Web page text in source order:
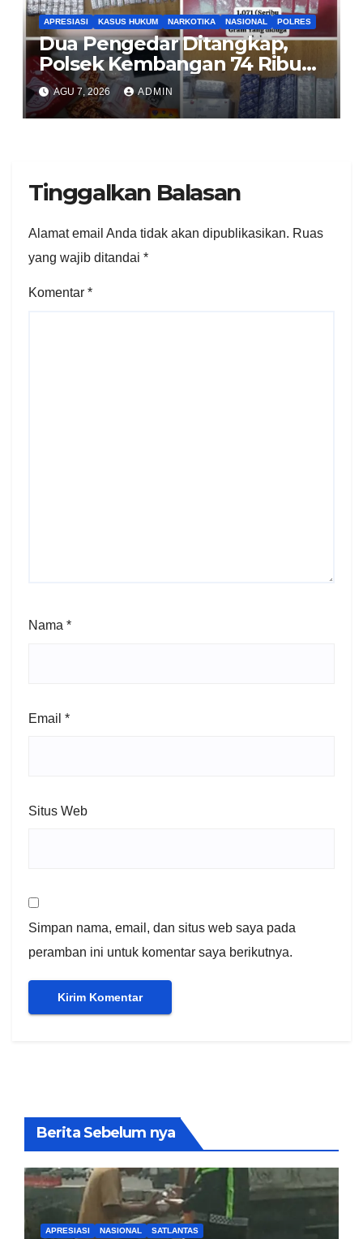
APRESIASI KASUS HUKUM NARKOTIKA NASIONAL POLRES
Dua Pengedar Ditangkap,
Polsek Kembangan 74 Ribu
Obat Keras, Sabu Hingga
Puluhan Vape Etomidate
Diamankan
AGU 7, 2026 ADMIN
Tinggalkan Balasan
Alamat email Anda tidak akan dipublikasikan. Ruas
yang wajib ditandai *
Komentar *
Nama *
Email *
Situs Web
Simpan nama, email, dan situs web saya pada
peramban ini untuk komentar saya berikutnya.
Berita Sebelum nya
APRESIASI NASIONAL SATLANTAS